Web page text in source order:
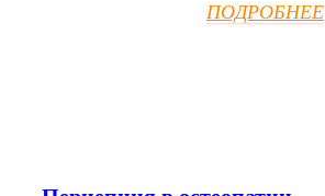
ПОДРОБНЕЕ